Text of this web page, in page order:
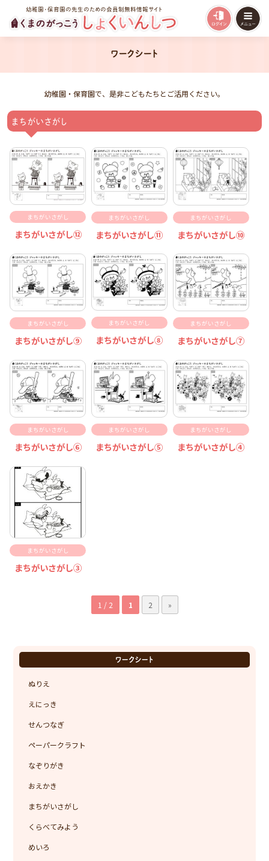
幼稚園・保育園の先生のための会員制無料情報サイト
ワークシート
幼稚園・保育園で、是非こどもたちとご活用ください。
まちがいさがし
まちがいさがし
まちがいさがし⑫
まちがいさがし
まちがいさがし⑪
まちがいさがし
まちがいさがし⑩
まちがいさがし
まちがいさがし⑨
まちがいさがし
まちがいさがし⑧
まちがいさがし
まちがいさがし⑦
まちがいさがし
まちがいさがし⑥
まちがいさがし
まちがいさがし⑤
まちがいさがし
まちがいさがし④
まちがいさがし
まちがいさがし③
1 / 2 1 2 »
ワークシート
ぬりえ
えにっき
せんつなぎ
ペーパークラフト
なぞりがき
おえかき
まちがいさがし
くらべてみよう
めいろ